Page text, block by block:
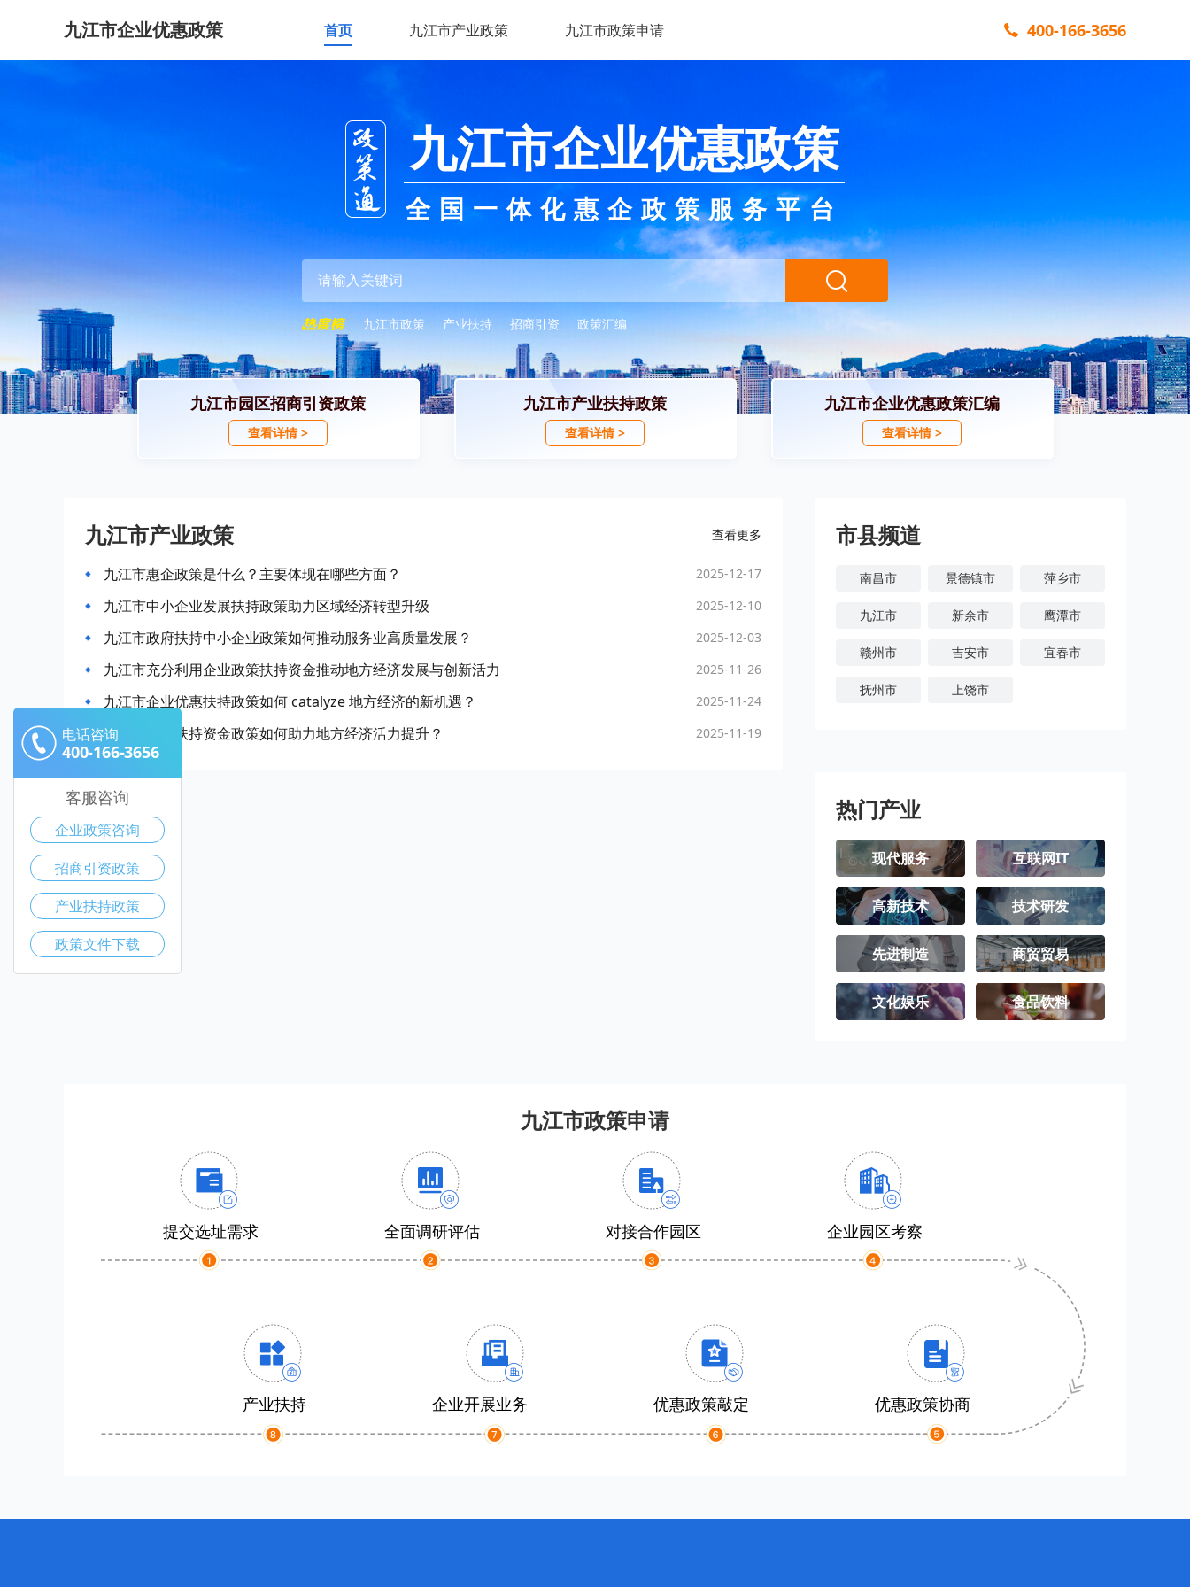
九江市企业优惠政策 首页 九江市产业政策 九江市政策申请 400-166-3656
九江市企业优惠政策
全国一体化惠企政策服务平台
九江市政策 产业扶持 招商引资 政策汇编
九江市园区招商引资政策
查看详情 >
九江市产业扶持政策
查看详情 >
九江市企业优惠政策汇编
查看详情 >
九江市产业政策 查看更多
九江市惠企政策是什么？主要体现在哪些方面？ 2025-12-17
九江市中小企业发展扶持政策助力区域经济转型升级 2025-12-10
九江市政府扶持中小企业政策如何推动服务业高质量发展？ 2025-12-03
九江市充分利用企业政策扶持资金推动地方经济发展与创新活力 2025-11-26
九江市企业优惠扶持政策如何 catalyze 地方经济的新机遇？ 2025-11-24
九江市企业扶持资金政策如何助力地方经济活力提升？ 2025-11-19
市县频道
南昌市 景德镇市 萍乡市
九江市 新余市 鹰潭市
赣州市 吉安市 宜春市
抚州市 上饶市
热门产业
现代服务 互联网IT
高新技术 技术研发
先进制造 商贸贸易
文化娱乐 食品饮料
九江市政策申请
提交选址需求 全面调研评估 对接合作园区 企业园区考察
产业扶持 企业开展业务 优惠政策敲定 优惠政策协商
电话咨询
400-166-3656
客服咨询
企业政策咨询
招商引资政策
产业扶持政策
政策文件下载